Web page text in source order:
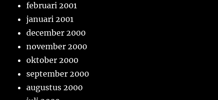
februari 2001
januari 2001
december 2000
november 2000
oktober 2000
september 2000
augustus 2000